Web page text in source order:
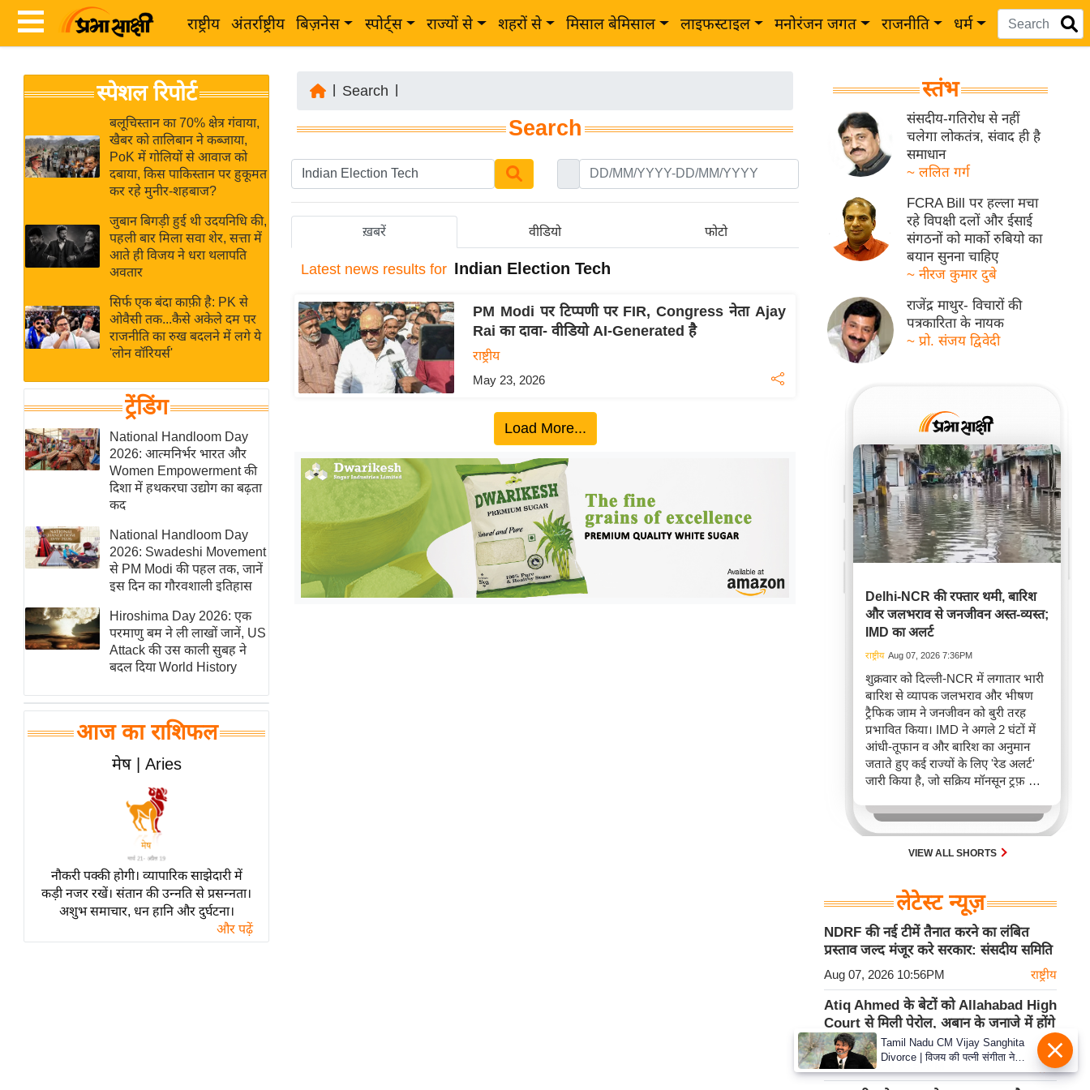
राष्ट्रीय अंतर्राष्ट्रीय बिज़नेस स्पोर्ट्स राज्यों से शहरों से मिसाल बेमिसाल लाइफस्टाइल मनोरंजन जगत राजनीति धर्म
News
Hindi
Hindi
Live
News in
Hindi
News
Hindi
Videos
ब
र
अंतर्राष्ट्रीय
बिज़नेस
उद्योग
विशेषज्ञ
राय
खेल
क्रिकेट
IPL
2026
मिसाल बेमिसाल
शख्सियत
यंग इंडिया
साहित्य जगत
ऑटो वर्ल्ड
न्यूज ब्रीफ
बॉलीवुड
हॉलीवुड
फिल्म समीक्षा
लाइफस्टाइल
टेक्नॉलॉजी
ब्यूटी/फैशन
घरेलू नुस्खे
स्पेशल रिपोर्ट
बलूचिस्तान का 70% क्षेत्र गंवाया,
खैबर को तालिबान ने कब्जाया,
PoK में गोलियों से आवाज को
दबाया, किस पाकिस्तान पर हुकूमत
कर रहे मुनीर-शहबाज?
जुबान बिगड़ी हुई थी उदयनिधि की,
पहली बार मिला सवा शेर, सत्ता में
आते ही विजय ने धरा थलापति
अवतार
सिर्फ एक बंदा काफ़ी है: PK से
ओवैसी तक...कैसे अकेले दम पर
राजनीति का रुख बदलने में लगे ये
'लोन वॉरियर्स'
ट्रेंडिंग
National Handloom Day
2026: आत्मनिर्भर भारत और
Women Empowerment की
दिशा में हथकरघा उद्योग का बढ़ता
कद
National Handloom Day
2026: Swadeshi Movement
से PM Modi की पहल तक, जानें
इस दिन का गौरवशाली इतिहास
Hiroshima Day 2026: एक
परमाणु बम ने ली लाखों जानें, US
Attack की उस काली सुबह ने
बदल दिया World History
आज का राशिफल
मेष | Aries
नौकरी पक्की होगी। व्यापारिक साझेदारी में
कड़ी नजर रखें। संतान की उन्नति से प्रसन्नता।
अशुभ समाचार, धन हानि और दुर्घटना।
और पढ़ें
Search
Search
ख़बरें वीडियो फोटो
Latest news results for Indian Election Tech
PM Modi पर टिप्पणी पर FIR, Congress नेता Ajay
Rai का दावा- वीडियो AI-Generated है
राष्ट्रीय
May 23, 2026
Load More...
स्तंभ
संसदीय-गतिरोध से नहीं
चलेगा लोकतंत्र, संवाद ही है
समाधान
~ ललित गर्ग
FCRA Bill पर हल्ला मचा
रहे विपक्षी दलों और ईसाई
संगठनों को मार्को रुबियो का
बयान सुनना चाहिए
~ नीरज कुमार दुबे
राजेंद्र माथुर- विचारों की
पत्रकारिता के नायक
~ प्रो. संजय द्विवेदी
Delhi-NCR की रफ्तार थमी, बारिश
और जलभराव से जनजीवन अस्त-व्यस्त;
IMD का अलर्ट
राष्ट्रीय Aug 07, 2026 7:36PM
शुक्रवार को दिल्ली-NCR में लगातार भारी
बारिश से व्यापक जलभराव और भीषण
ट्रैफिक जाम ने जनजीवन को बुरी तरह
प्रभावित किया। IMD ने अगले 2 घंटों में
आंधी-तूफान व और बारिश का अनुमान
जताते हुए कई राज्यों के लिए 'रेड अलर्ट'
जारी किया है, जो सक्रिय मॉनसून ट्रफ़ और
जिससे यातायात बाधित होने के साथ-साथ
सफदरजंग अस्पताल में भी जलभराव की
स्थिति बनी।VIEW ALL SHORTS
लेटेस्ट न्यूज़
NDRF की नई टीमें तैनात करने का लंबित
प्रस्ताव जल्द मंजूर करे सरकार: संसदीय समिति
Aug 07, 2026 10:56PM राष्ट्रीय
Atiq Ahmed के बेटों को Allahabad High
Court से मिली पेरोल, अबान के जनाजे में होंगे
शामिल
Aug 07, 2026 10:56PM राष्ट्रीय
Tamil Nadu CM Vijay Sanghita
Divorce | विजय की पत्नी संगीता ने
वापस ली तलाक की अर्जी, कोर्ट ने मामले
को किया निपटाया